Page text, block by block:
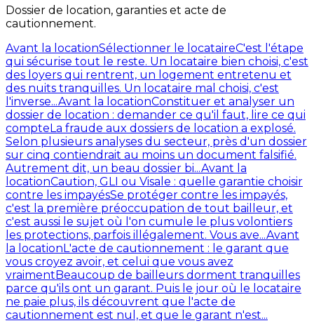
Dossier de location, garanties et acte de
cautionnement.
Avant la locationSélectionner le locataireC'est l'étape
qui sécurise tout le reste. Un locataire bien choisi, c'est
des loyers qui rentrent, un logement entretenu et
des nuits tranquilles. Un locataire mal choisi, c'est
l'inverse...Avant la locationConstituer et analyser un
dossier de location : demander ce qu'il faut, lire ce qui
compteLa fraude aux dossiers de location a explosé.
Selon plusieurs analyses du secteur, près d'un dossier
sur cinq contiendrait au moins un document falsifié.
Autrement dit, un beau dossier bi...Avant la
locationCaution, GLI ou Visale : quelle garantie choisir
contre les impayésSe protéger contre les impayés,
c'est la première préoccupation de tout bailleur, et
c'est aussi le sujet où l'on cumule le plus volontiers
les protections, parfois illégalement. Vous ave...Avant
la locationL'acte de cautionnement : le garant que
vous croyez avoir, et celui que vous avez
vraimentBeaucoup de bailleurs dorment tranquilles
parce qu'ils ont un garant. Puis le jour où le locataire
ne paie plus, ils découvrent que l'acte de
cautionnement est nul, et que le garant n'est...